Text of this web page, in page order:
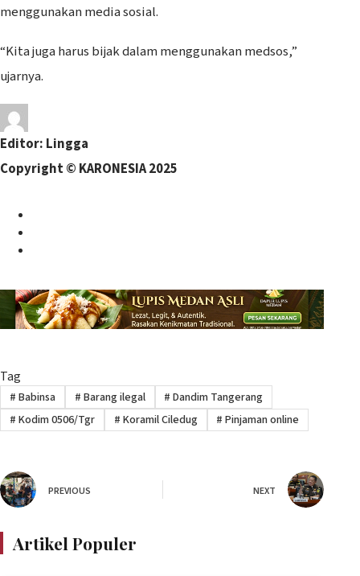
menggunakan media sosial.
“Kita juga harus bijak dalam menggunakan medsos,”
ujarnya.
Editor: Lingga
Copyright © KARONESIA 2025
Tag
# Babinsa # Barang ilegal # Dandim Tangerang
# Kodim 0506/Tgr # Koramil Ciledug # Pinjaman online
PREVIOUS NEXT
Artikel Populer